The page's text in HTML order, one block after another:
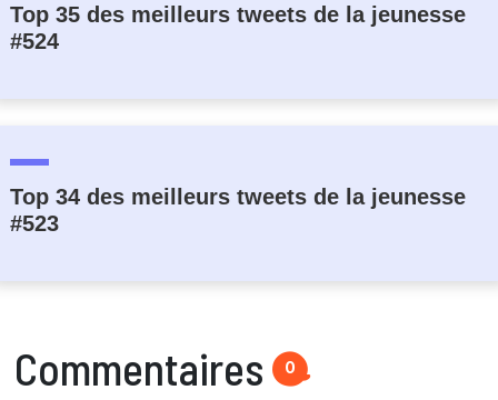
Top 35 des meilleurs tweets de la jeunesse
#524
Top 34 des meilleurs tweets de la jeunesse
#523
Commentaires 0